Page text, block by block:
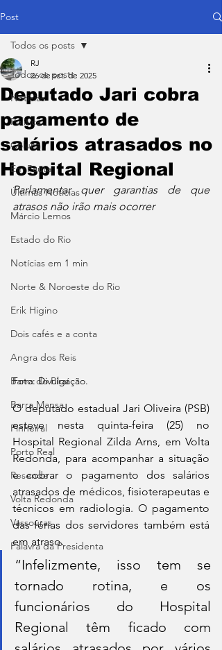
Post
Todos os posts
Notícias
Política
Coluna
Em Pauta
Últimas Notícias
Márcio Lemos
Estado do Rio
Notícias em 1 min
Norte & Noroeste do Rio
Erik Higino
Dois cafés e a conta
Angra dos Reis
Barra do Piraí
Barra Mansa
Pinheiral
Porto Real
Resende
Volta Redonda
Vassouras
Palavra da Presidenta
Todos os posts
Deputado Jari cobra
pagamento de
salários atrasados no
Hospital Regional
RJ
26 de set. de 2025
Parlamentar quer garantias de que
atrasos não irão mais ocorrer
Foto: Divulgação.
O deputado estadual Jari Oliveira (PSB)
esteve nesta quinta-feira (25) no
Hospital Regional Zilda Arns, em Volta
Redonda, para acompanhar a situação
e cobrar o pagamento dos salários
atrasados de médicos, fisioterapeutas e
técnicos em radiologia. O pagamento
das férias dos servidores também está
em atraso.
“Infelizmente, isso tem se
tornado rotina, e os
funcionários do Hospital
Regional têm ficado com